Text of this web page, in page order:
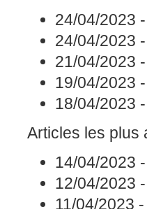
24/04/2023
24/04/2023
21/04/2023
19/04/2023
18/04/2023
Articles les plus
14/04/2023
12/04/2023
11/04/2023